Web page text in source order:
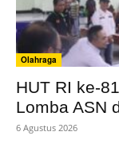
Olahraga
HUT RI ke-
Lomba ASN
6 Agustus 2026